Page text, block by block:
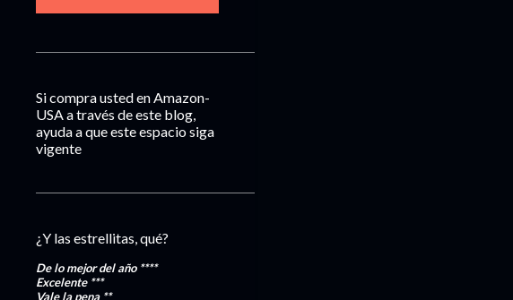
Si compra usted en Amazon-
USA a través de este blog,
ayuda a que este espacio siga
vigente
¿Y las estrellitas, qué?
De lo mejor del año ****
Excelente***
Vale la pena **